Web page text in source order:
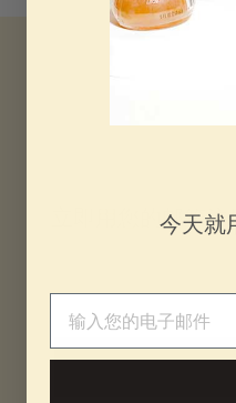
立即用您的邮箱
今天就